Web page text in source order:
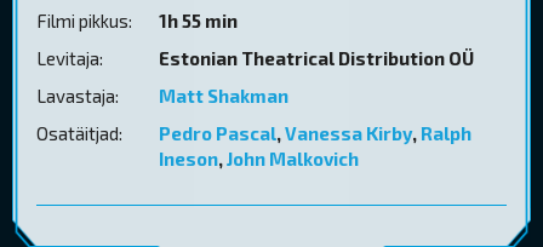
Filmi pikkus:
1h 55 min
Levitaja:
Estonian Theatrical Distribution OÜ
Lavastaja:
Matt Shakman
Osatäitjad:
Pedro Pascal,Vanessa Kirby, Ralph
Ineson,John Malkovich